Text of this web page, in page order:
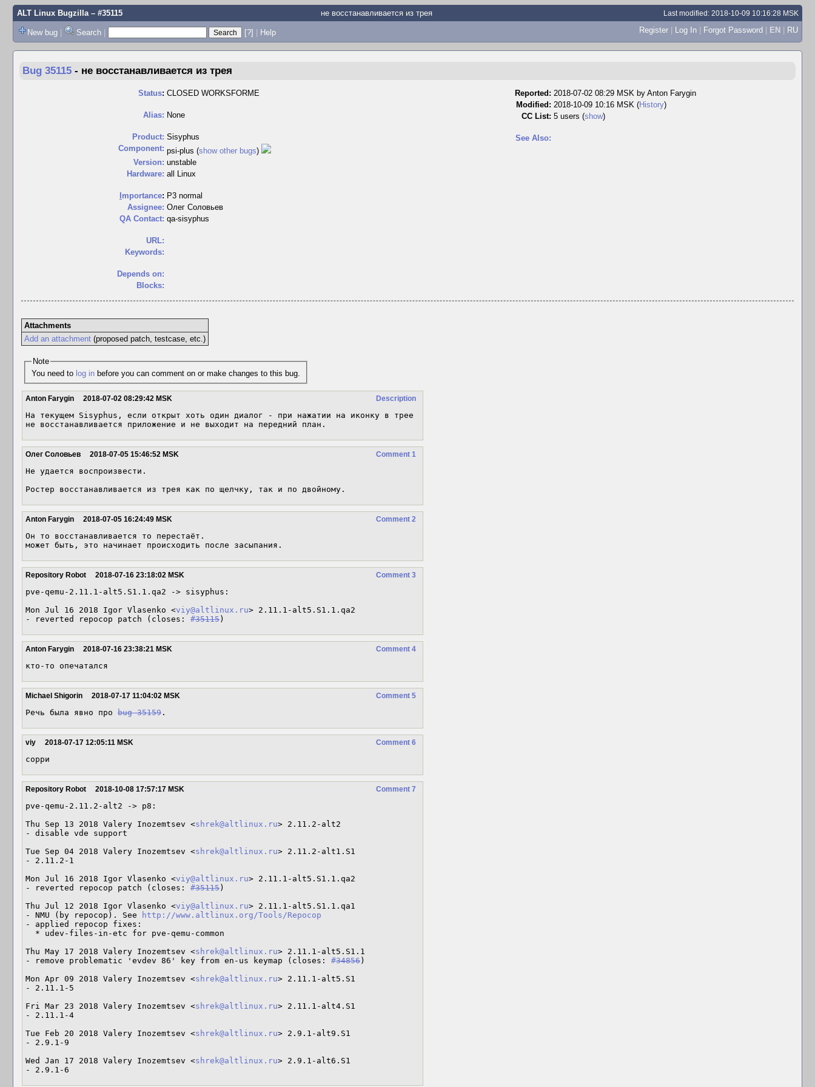
ALT Linux Bugzilla– #35115 не восстанавливается из трея Last modified: 2018-10-09 10:16:28 MSK
New bug | Search | [?] | Help Register | Log In | Forgot Password | EN | RU
Bug 35115 - не восстанавливается из трея
Status: CLOSED WORKSFORME
Alias: None
Product: Sisyphus
Component: psi-plus (show other bugs)
Version: unstable
Hardware: all Linux
mportance: P3 normal
Assignee: Олег Соловьев
QA Contact: qa-sisyphus
URL:
Keywords:
Depends on:
Blocks:
Reported: 2018-07-02 08:29 MSK by Anton Farygin
Modified: 2018-10-09 10:16 MSK (History)
CC List: 5 users (show)
See Also:
Attachments
Add an attachment(proposed patch, testcase, etc.)
Note
You need to log in before you can comment on or make changes to this bug.
Description
Anton Farygin 2018-07-02 08:29:42 MSK
На текущем Sisyphus, если открыт хоть один диалог - при нажатии на иконку в трее
не восстанавливается приложение и не выходит на передний план.
Comment 1
Олег Соловьев 2018-07-05 15:46:52 MSK
Не удается воспроизвести.
Ростер восстанавливается из трея как по щелчку, так и по двойному.
Comment 2
Anton Farygin 2018-07-05 16:24:49 MSK
Он то восстанавливается то перестаёт.
может быть, это начинает происходить после засыпания.
Comment 3
Repository Robot 2018-07-16 23:18:02 MSK
pve-qemu-2.11.1-alt5.S1.1.qa2 -> sisyphus:
Mon Jul 16 2018 Igor Vlasenko <viy@altlinux.ru> 2.11.1-alt5.S1.1.qa2
- reverted repocop patch (closes: #35115 )
Comment 4
Anton Farygin 2018-07-16 23:38:21 MSK
кто-то опечатался
Comment 5
Michael Shigorin 2018-07-17 11:04:02 MSK
Речь была явно про bug 35159 .
Comment 6
viy 2018-07-17 12:05:11 MSK
сорри
Comment 7
Repository Robot 2018-10-08 17:57:17 MSK
pve-qemu-2.11.2-alt2 -> p8:
Thu Sep 13 2018 Valery Inozemtsev <shrek@altlinux.ru> 2.11.2-alt2
- disable vde support
Tue Sep 04 2018 Valery Inozemtsev <shrek@altlinux.ru> 2.11.2-alt1.S1
- 2.11.2-1
Mon Jul 16 2018 Igor Vlasenko <viy@altlinux.ru> 2.11.1-alt5.S1.1.qa2
- reverted repocop patch (closes: #35115 )
Thu Jul 12 2018 Igor Vlasenko <viy@altlinux.ru> 2.11.1-alt5.S1.1.qa1
- NMU (by repocop). See
http://www.altlinux.org/Tools/Repocop
- applied repocop fixes:
Thu May 17 2018 Valery Inozemtsev <shrek@altlinux.ru> 2.11.1-alt5.S1.1
- remove problematic 'evdev 86' key from en-us keymap (closes: #34856 )
Mon Apr 09 2018 Valery Inozemtsev <shrek@altlinux.ru> 2.11.1-alt5.S1
- 2.11.1-5
Fri Mar 23 2018 Valery Inozemtsev <shrek@altlinux.ru> 2.11.1-alt4.S1
- 2.11.1-4
Tue Feb 20 2018 Valery Inozemtsev <shrek@altlinux.ru> 2.9.1-alt9.S1
- 2.9.1-9
Wed Jan 17 2018 Valery Inozemtsev <shrek@altlinux.ru> 2.9.1-alt6.S1
- 2.9.1-6